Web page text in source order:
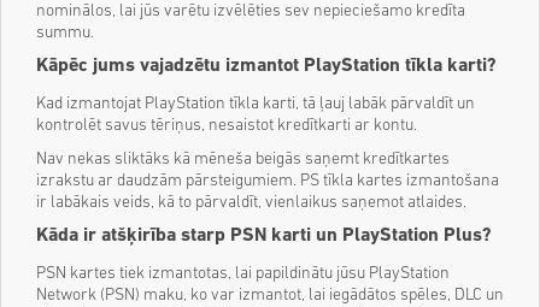
nominālos, lai jūs varētu izvēlēties sev nepieciešamo kredīta
summu.
Kāpēc jums vajadzētu izmantot PlayStation tīkla karti?
Kad izmantojat PlayStation tīkla karti, tā ļauj labāk pārvaldīt un
kontrolēt savus tēriņus, nesaistot kredītkarti ar kontu.
Nav nekas sliktāks kā mēneša beigās saņemt kredītkartes
izrakstu ar daudzām pārsteigumiem. PS tīkla kartes izmantošana
ir labākais veids, kā to pārvaldīt, vienlaikus saņemot atlaides.
Kāda ir atšķirība starp PSN karti un PlayStation Plus?
PSN kartes tiek izmantotas, lai papildinātu jūsu PlayStation
Network (PSN) maku, ko var izmantot, lai iegādātos spēles, DLC un